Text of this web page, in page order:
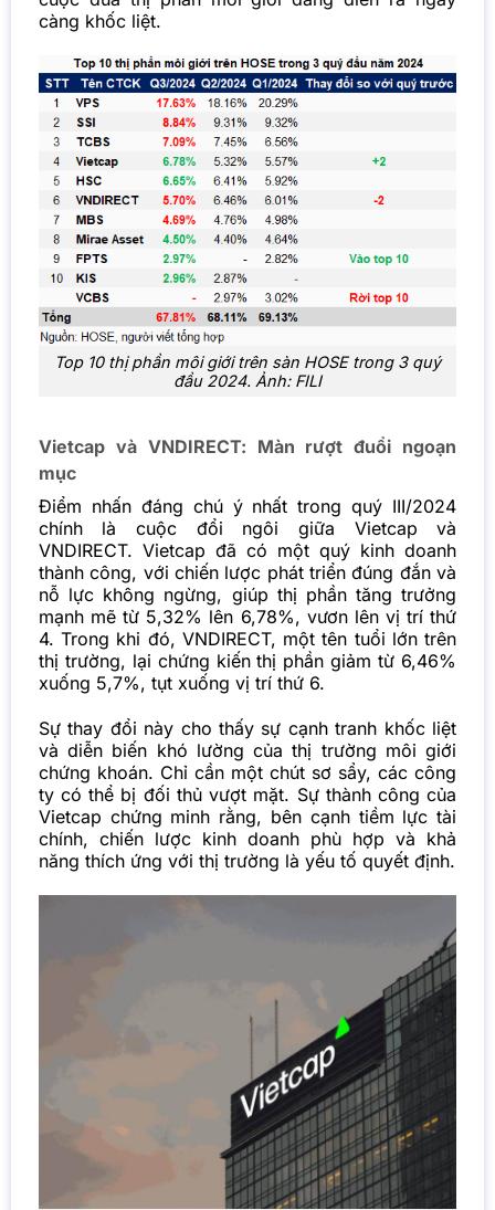
càng khốc liệt.
Top 10 thị phần môi giới trên sàn HOSE trong 3 quý
đầu 2024. Ảnh: FILI
Vietcap và VNDIRECT: Màn rượt đuổi ngoạn
mục
Điểm nhấn đáng chú ý nhất trong quý III/2024
chính là cuộc đổi ngôi giữa Vietcap và
VNDIRECT. Vietcap đã có một quý kinh doanh
thành công, với chiến lược phát triển đúng đắn và
nỗ lực không ngừng, giúp thị phần tăng trưởng
mạnh mẽ từ 5,32% lên 6,78%, vươn lên vị trí thứ
4. Trong khi đó, VNDIRECT, một tên tuổi lớn trên
thị trường, lại chứng kiến thị phần giảm từ 6,46%
xuống 5,7%, tụt xuống vị trí thứ 6.
Sự thay đổi này cho thấy sự cạnh tranh khốc liệt
và diễn biến khó lường của thị trường môi giới
chứng khoán. Chỉ cần một chút sơ sẩy, các công
ty có thể bị đối thủ vượt mặt. Sự thành công của
Vietcap chứng minh rằng, bên cạnh tiềm lực tài
chính, chiến lược kinh doanh phù hợp và khả
năng thích ứng với thị trường là yếu tố quyết định.